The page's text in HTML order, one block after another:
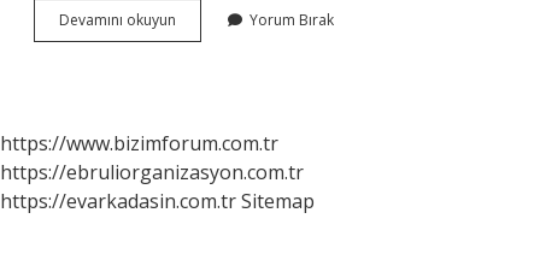
Devamını okuyun Pamukkale
Doğal
Yorum Bırak
https://www.bizimforum.com.tr
https://ebruliorganizasyon.com.tr
https://evarkadasin.com.trSitemap